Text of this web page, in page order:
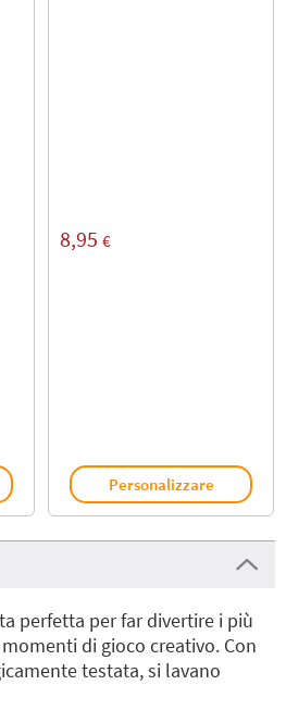
8,95 €
Personalizzare
perfetta per far divertire i più
di gioco creativo. Con
testata, si lavano